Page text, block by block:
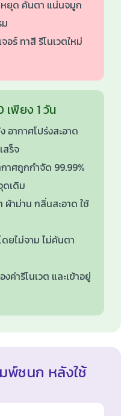
หยุด คันตา แน่นจมูก
อร์ ทาสี รีโนเวตใหม่
เพียง 1 วัน
ากาศโปร่งสะอาด
สร็จ
กาศถูกกำจัด 99.99%
ดเดิม
ผ้าม่าน กลิ่นสะอาด ใช้
ยไม่จาม ไม่คันตา
ค่ารีโนเวต และเข้าอยู่
พ์ชนก หลังใช้